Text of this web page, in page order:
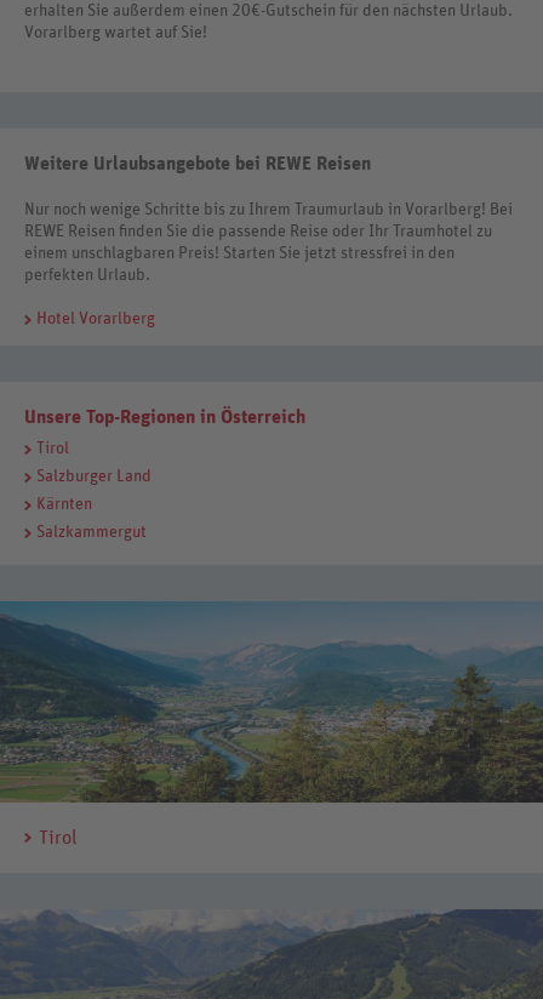
erhalten Sie außerdem einen 20€-Gutschein für den nächsten Urlaub.
Vorarlberg wartet auf Sie!
Weitere Urlaubsangebote bei REWE Reisen
Nur noch wenige Schritte bis zu Ihrem Traumurlaub in Vorarlberg! Bei
REWE Reisen finden Sie die passende Reise oder Ihr Traumhotel zu
einem unschlagbaren Preis! Starten Sie jetzt stressfrei in den
perfekten Urlaub.
Hotel Vorarlberg
Unsere Top-Regionen in Österreich
Tirol
Salzburger Land
Kärnten
Salzkammergut
Tirol